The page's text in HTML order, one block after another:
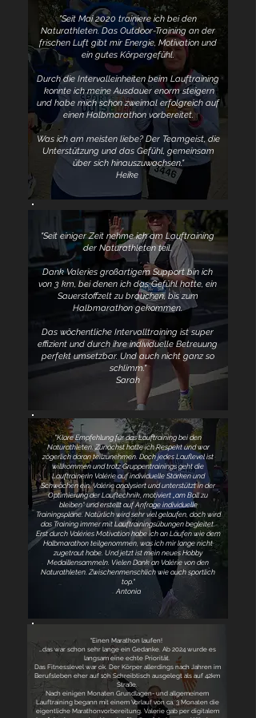
"Seit Mai 2020 trainiere ich bei den
Naturathleten. Das Outdoor-Training an der
frischen Luft gibt mir Energie, Motivation und
ein gutes Körpergefühl.
Durch die Intervalleinheiten beim Lauftraining
konnte ich meine Ausdauer enorm steigern
und habe mich schon zweimal erfolgreich auf
einen Halbmarathon vorbereitet.
Was ich am meisten liebe? Der Teamgeist, die
Unterstützung und das Gefühl, gemeinsam
über sich hinauszuwachsen."
Heike
"Seit einiger Zeit nehme ich am Lauftraining
der Naturathleten teil.
Dank Valeries großartigem Support bin ich
von 3 km, bei denen ich das Gefühl hatte, ein
Sauerstoffzelt zu brauchen, bis zum
Halbmarathon gekommen.
Das wöchentliche Intervalltraining ist super
effizient und durch ihre individuelle Betreuung
perfekt umsetzbar. Und auch nicht ganz so
schlimm."
Sarah
"Klare Empfehlung für das Lauftraining bei den
Naturathleten. Zunächst hatte ich Respekt und war
zögerlich daran teilzunehmen. Doch jedes Lauflevel ist
willkommen und trotz Gruppentrainings geht die
Lauftrainerin Valérie auf individuelle Stärken und
Schwächen ein. Valérie analysiert und unterstützt in der
Optimierung der Lauftechnik, motiviert „am Ball zu
bleiben“ und erstellt auf Anfrage individuelle
Trainingspläne. Natürlich wird sehr viel gelaufen, doch wird
das Training immer mit Lauftrainingsübungen begleitet.
Erst durch Valéries Motivation habe ich an Läufen wie dem
Halbmarathon teilgenommen, was ich mir lange nicht
zugetraut habe. Und jetzt ist mein neues Hobby
Medaillensammeln. Vielen Dank an Valérie von den
Naturathleten. Zwischenmenschlich wie auch sportlich
top."
Antonia
"Einen Marathon laufen!
…das war schon sehr lange ein Gedanke. Ab 2024 wurde es
langsam eine echte Priorität.
Das Fitnesslevel war ok. Der Körper allerdings nach Jahren im
Berufsleben eher auf 10h Schreibtisch ausgelegt als auf 42km
Straße.
Nach einigen Monaten Grundlagen- und allgemeinem
Lauftraining begann mit einem Vorlauf von ca. 3 Monaten die
eigentliche Marathonvorbereitung. Valerie gab per digitalem